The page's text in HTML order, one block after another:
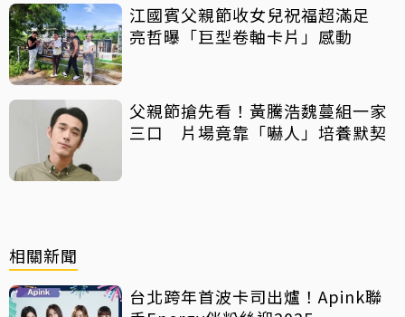
江國賓父親節收女兒祝福超滿足
亮哲曝「巨型卷軸卡片」感動
父親節搶先看！黃騰浩魏蔓組一家
三口 片場竟靠「嚇人」培養默契
相關新聞
台北跨年首波卡司出爐！Apink聯